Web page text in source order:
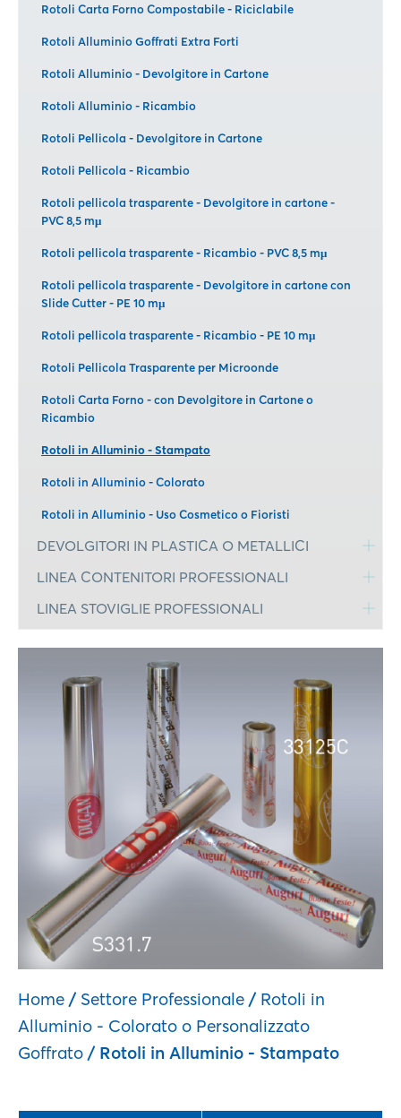
Rotoli Carta Forno Compostabile - Riciclabile
Rotoli Alluminio Goffrati Extra Forti
Rotoli Alluminio - Devolgitore in Cartone
Rotoli Alluminio - Ricambio
Rotoli Pellicola - Devolgitore in Cartone
Rotoli Pellicola - Ricambio
Rotoli pellicola trasparente - Devolgitore in cartone -
PVC 8,5 mμ
Rotoli pellicola trasparente - Ricambio - PVC 8,5 mμ
Rotoli pellicola trasparente - Devolgitore in cartone con
Slide Cutter - PE 10 mμ
Rotoli pellicola trasparente - Ricambio - PE 10 mμ
Rotoli Pellicola Trasparente per Microonde
Rotoli Carta Forno - con Devolgitore in Cartone o
Ricambio
Rotoli in Alluminio - Stampato
Rotoli in Alluminio - Colorato
Rotoli in Alluminio - Uso Cosmetico o Fioristi
DEVOLGITORI IN PLASTICA O METALLICI
LINEA CONTENITORI PROFESSIONALI
LINEA STOVIGLIE PROFESSIONALI
Home / Settore Professionale / Rotoli in
Alluminio - Colorato o Personalizzato
Goffrato / Rotoli in Alluminio - Stampato